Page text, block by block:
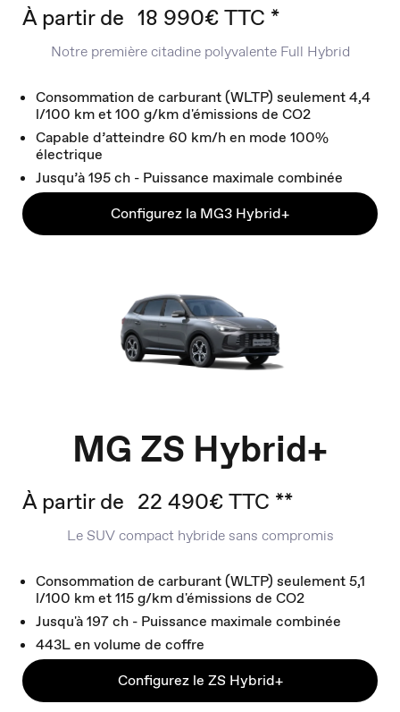
À partir de 18 990€ TTC *
Notre première citadine polyvalente Full Hybrid
Consommation de carburant (WLTP) seulement 4,4
l/100 km et 100 g/km d'émissions de CO2
Capable d’atteindre 60 km/h en mode 100%
électrique
Jusqu’à 195 ch - Puissance maximale combinée
Configurez la MG3 Hybrid+
MG ZS Hybrid+
À partir de 22 490€ TTC **
Le SUV compact hybride sans compromis
Consommation de carburant (WLTP) seulement 5,1
l/100 km et 115 g/km d'émissions de CO2
Jusqu'à 197 ch - Puissance maximale combinée
443L en volume de coffre
Configurez le ZS Hybrid+